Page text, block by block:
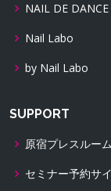
NAIL DE DANCE
Nail Labo
by Nail Labo
SUPPORT
原宿プレスルーム
セミナー予約サ